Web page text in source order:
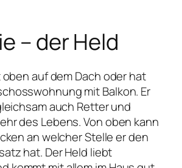
– der Held
auf dem Dach oder hat
mit Balkon. Er
auch Retter und
des Lebens. Von oben kann
an welcher Stelle er den
hat. Der Held liebt